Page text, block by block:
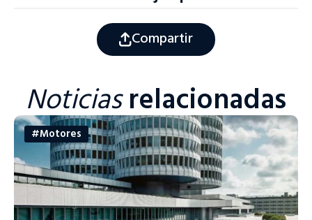
Compartir
Noticias relacionadas
#Motores